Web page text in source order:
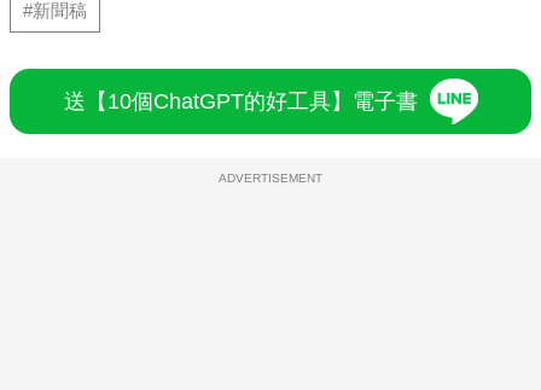
#新聞稿
送【10個ChatGPT的好工具】電子書
ADVERTISEMENT